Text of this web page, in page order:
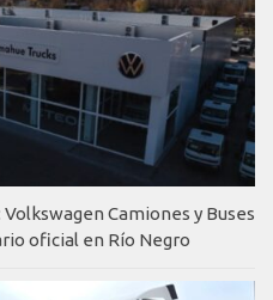
Camiones y Buses
oficial en Río Negro